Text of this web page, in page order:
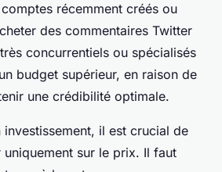
récemment créés ou
des commentaires Twitter
concurrentiels ou spécialisés
budget supérieur, en raison de
une crédibilité optimale.
il est crucial de
sur le prix. Il faut